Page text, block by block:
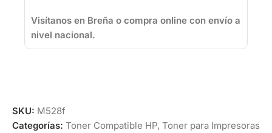
Visítanos en Breña o compra online con envío a
nivel nacional.
SKU: M528f
Categorías: Toner Compatible HP, Toner para Impresoras